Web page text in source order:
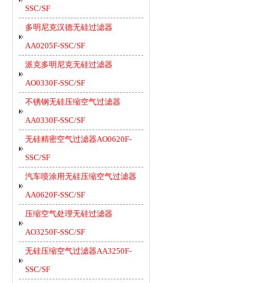
SSC/SF
多明尼克汉德无硅过滤器
AA0205F-SSC/SF
派克多明尼克无硅过滤器
AO0330F-SSC/SF
不锈钢无硅压缩空气过滤器
AA0330F-SSC/SF
无硅精密空气过滤器AO0620F-
SSC/SF
汽车喷涂用无硅压缩空气过滤器
AA0620F-SSC/SF
压缩空气处理无硅过滤器
AO3250F-SSC/SF
无硅压缩空气过滤器AA3250F-
SSC/SF